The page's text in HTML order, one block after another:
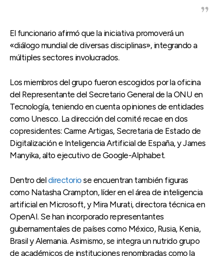
El funcionario afirmó que la iniciativa promoverá un
«diálogo mundial de diversas disciplinas», integrando a
múltiples sectores involucrados.
Los miembros del grupo fueron escogidos por la oficina
del Representante del Secretario General de la ONU en
Tecnología, teniendo en cuenta opiniones de entidades
como Unesco. La dirección del comité recae en dos
copresidentes: Carme Artigas, Secretaria de Estado de
Digitalización e Inteligencia Artificial de España, y James
Manyika, alto ejecutivo de Google-Alphabet.
Dentro deldirectorio se encuentran también figuras
como Natasha Crampton, líder en el área de inteligencia
artificial en Microsoft, y Mira Murati, directora técnica en
OpenAI. Se han incorporado representantes
gubernamentales de países como México, Rusia, Kenia,
Brasil y Alemania. Asimismo, se integra un nutrido grupo
de académicos de instituciones renombradas como la